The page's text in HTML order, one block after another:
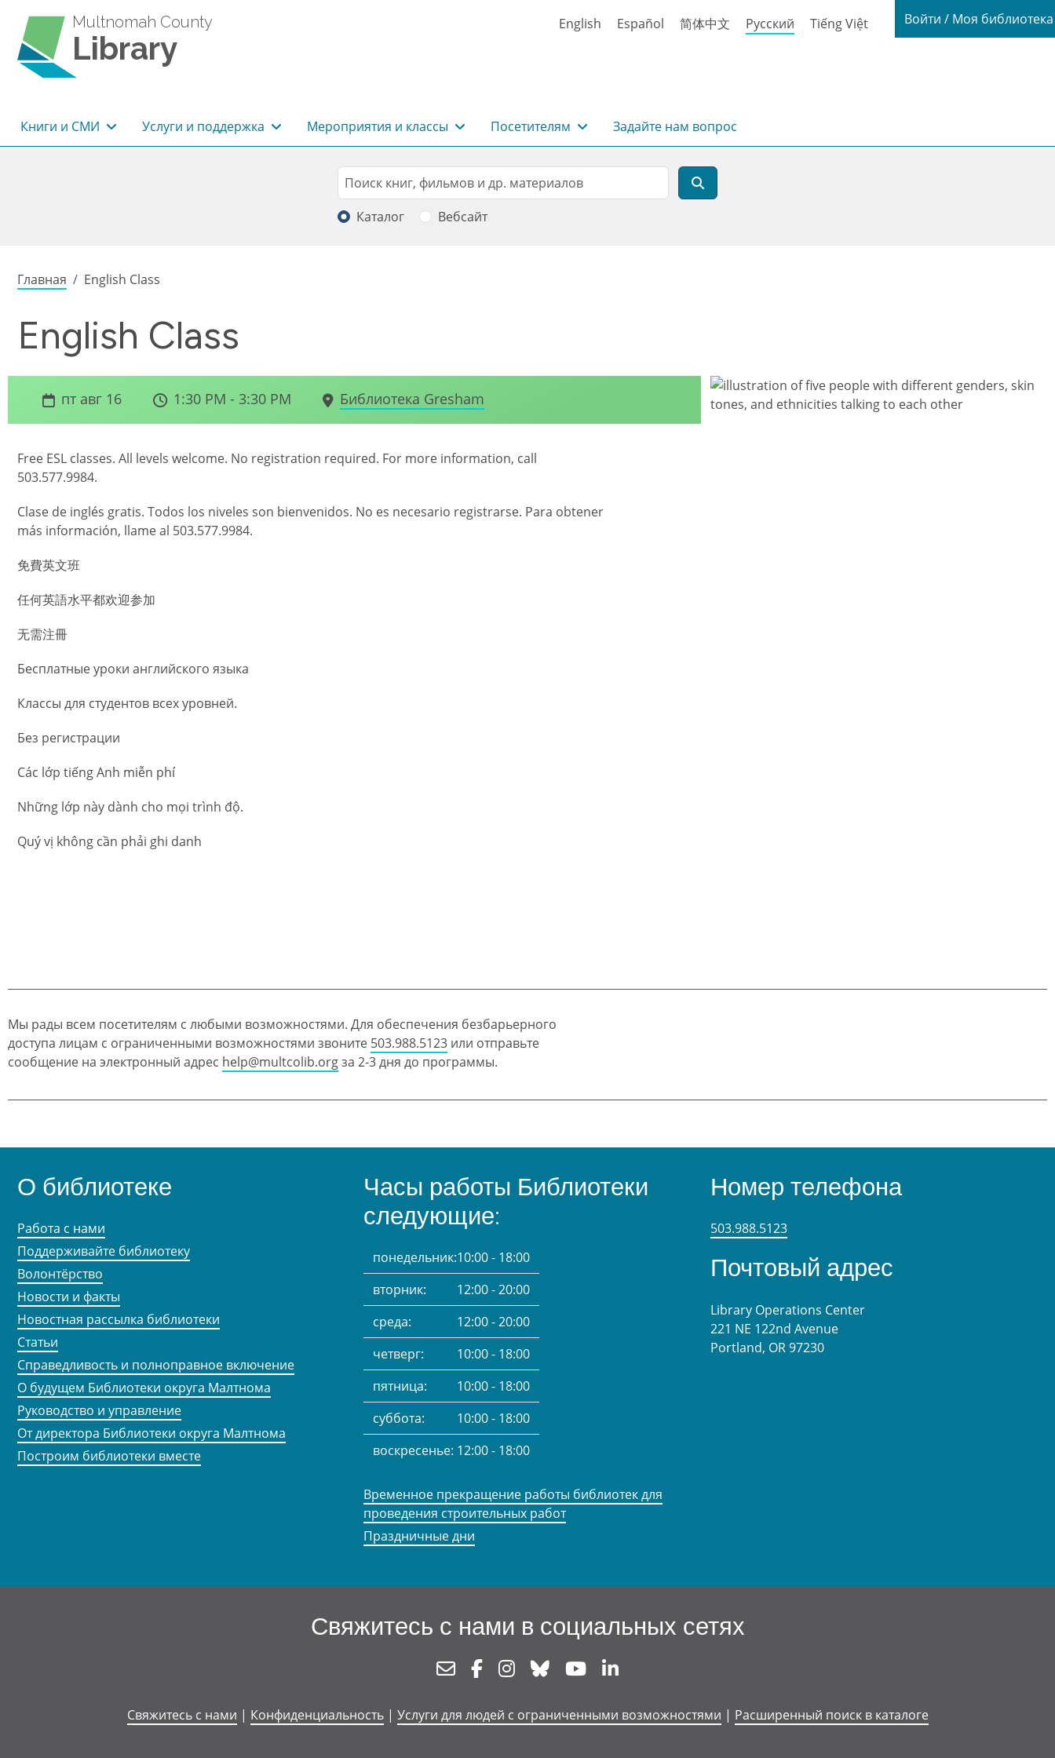
Multnomah County
Library
English Español 简体中文 Русский Tiếng Việt Login / My
Войти / Моя
Основная навигация
Книги и СМИ Услуги и поддержка Мероприятия и классы Посетителям Задайте нам вопрос
Search
Поиск
Каталог Вебсайт
Строка навигации
Главная English Class
English Class
пт авг 16 1:30 PM - 3:30 PM Библиотека Gresham
Free ESL classes. All levels welcome. No registration required. For more information, call
503.577.9984.
Clase de inglés gratis. Todos los niveles son bienvenidos. No es necesario registrarse. Para obtener
más información, llame al 503.577.9984.
免費英文班
任何英語水平都欢迎参加
无需注冊
Бесплатные уроки английского языка
Классы для студентов всех уровней.
Без регистрации
Các lớp tiếng Anh miễn phí
Những lớp này dành cho mọi trình độ.
Quý vị không cần phải ghi danh
Мы рады всем посетителям с любыми возможностями. Для обеспечения безбарьерного
доступа лицам с ограниченными возможностями звоните 503.988.5123 или отправьте
сообщение на электронный адрес help@multcolib.orgза 2-3 дня до программы.
О библиотеке
Работа с нами
Поддерживайте библиотеку
Волонтёрство
Новости и факты
Новостная рассылка библиотеки
Статьи
Справедливость и полноправное включение
О будущем Библиотеки округа Малтнома
Руководство и управление
От директора Библиотеки округа Малтнома
Построим библиотеки вместе
Часы работы Библиотеки
следующие:
понедельник:10:00 - 18:00
вторник:
12:00 - 20:00
среда:
12:00 - 20:00
четверг:
10:00 - 18:00
пятница:
10:00 - 18:00
суббота:
10:00 - 18:00
воскресенье: 12:00 - 18:00
Временное прекращение работы библиотек для
проведения строительных работ
Праздничные дни
Номер телефона
503.988.5123
Почтовый адрес
Library Operations Center
221 NE 122nd Avenue
Portland, OR 97230
Свяжитесь с нами в социальных сетях
NewsletterFacebookInstagram
Bluesky Youtube
Свяжитесь с нами | Конфиденциальность| Услуги для людей с ограниченными возможностями | Расширенный поиск в каталоге